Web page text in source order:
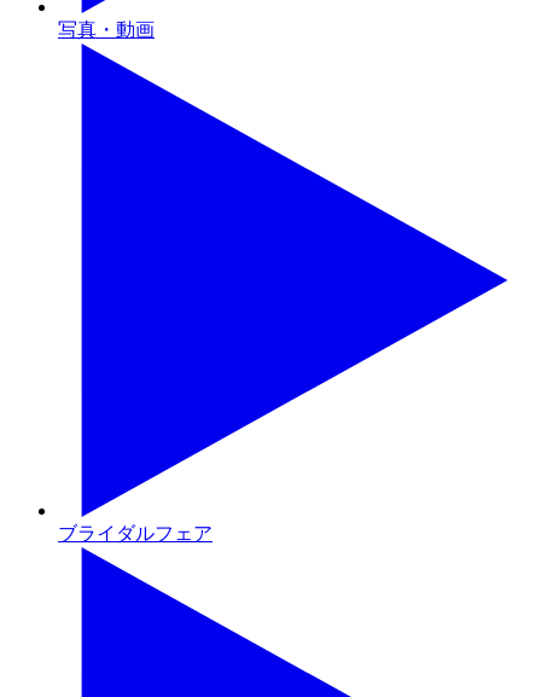
写真・動画
ブライダルフェア